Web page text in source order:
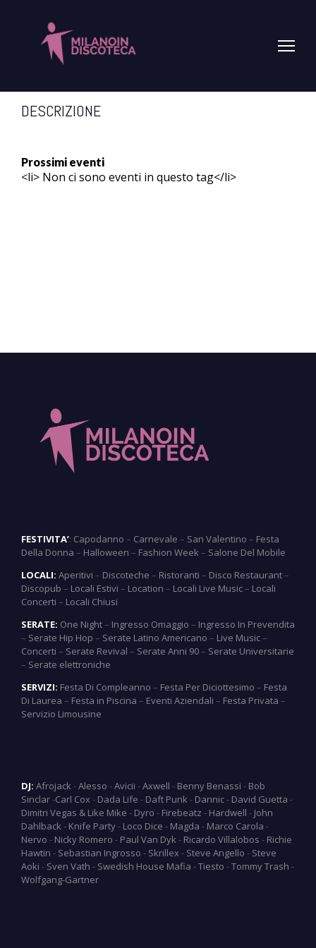
PROSSIMO EVENTO
Nessun evento in programma
DESCRIZIONE
Prossimi eventi
<li> Non ci sono eventi in questo tag</li>
FESTIVITA’: Capodanno – Carnevale – San Valentino – Festa
Della Donna – Halloween – Fashion Week – Salone Del Mobile
LOCALI: Aperitivi – Discoteche – Ristoranti – Disco Restaurant–
Discopub – Locali Estivi – Location – Locali Live Music– Locali
Concerti – Locali Chiusi
SERATE: One Night– Ingresso Omaggio – Ingresso In Prevendita
– Serate Hip Hop – Serate Latino Americano – Live Music–
Concerti – Serate Revival – Serate Anni 90– Serate Universitarie
– Serate elettroniche
SERVIZI: Festa Di Compleanno – Festa Per Diciottesimo – Festa
Di Laurea – Festa in Piscina – Eventi Aziendali – Festa Privata –
Servizio Limousine
DJ: Afrojack -Alesso -Avicii -Axwell - Benny Benassi - Bob
Sinclar-Carl Cox - Dada Life - Daft Punk - Dannic- David Guetta -
Dimitri Vegas & Like Mike - Dyro - Firebeatz - Hardwell - John
Dahlback - Knife Party- Loco Dice - Magda - Marco Carola -
Nervo - Nicky Romero - Paul Van Dyk - Ricardo Villalobos - Richie
Hawtin - Sebastian Ingrosso - Skrillex - Steve Angello - Steve
Aoki - Sven Vath - Swedish House Mafia -Tiesto -Tommy Trash -
Wolfgang-Gartner